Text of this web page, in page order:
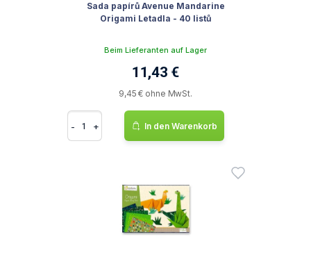
Sada papírů Avenue Mandarine
Origami Letadla - 40 listů
Beim Lieferanten auf Lager
11,43 €
9,45 € ohne MwSt.
- + In den Warenkorb